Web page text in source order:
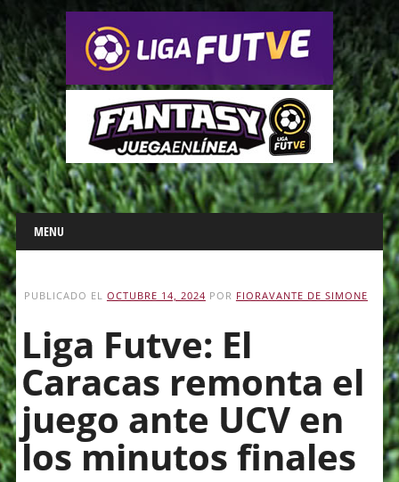
Main menu
Skip
to
content
MENU
PUBLICADO EL OCTUBRE 14, 2024 POR FIORAVANTE DE SIMONE
Liga Futve: El
Caracas remonta el
juego ante UCV en
los minutos finales